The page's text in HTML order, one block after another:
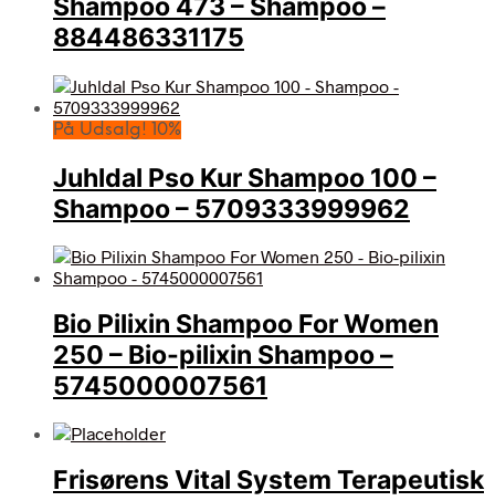
Shampoo 473 – Shampoo –
884486331175
På Udsalg! 10%
Juhldal Pso Kur Shampoo 100 –
Shampoo – 5709333999962
Bio Pilixin Shampoo For Women
250 – Bio-pilixin Shampoo –
5745000007561
Frisørens Vital System Terapeutisk